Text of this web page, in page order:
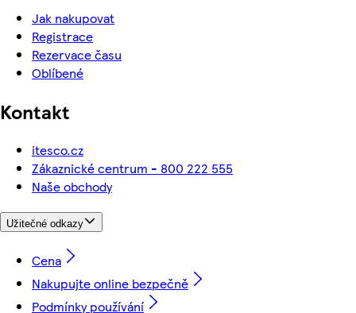
Jak nakupovat
Registrace
Rezervace času
Oblíbené
Kontakt
itesco.cz
Zákaznické centrum - 800 222 555
Naše obchody
Užitečné odkazy
Cena
Nakupujte online bezpečně
Podmínky používání